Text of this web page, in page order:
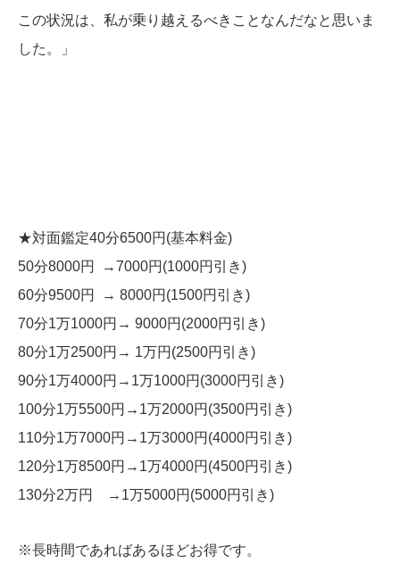
この状況は、私が乗り越えるべきことなんだなと思いま
した。」
★対面鑑定40分6500円(基本料金)
50分8000円 →7000円(1000円引き)
60分9500円 → 8000円(1500円引き)
70分1万1000円→ 9000円(2000円引き)
80分1万2500円→ 1万円(2500円引き)
90分1万4000円→1万1000円(3000円引き)
100分1万5500円→1万2000円(3500円引き)
110分1万7000円→1万3000円(4000円引き)
120分1万8500円→1万4000円(4500円引き)
130分2万円 →1万5000円(5000円引き)
※長時間であればあるほどお得です。